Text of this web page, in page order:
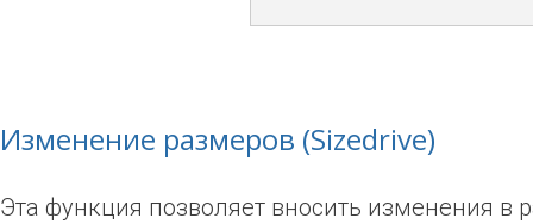
Изменение размеров (Sizedrive)
Эта функция позволяет вносить изменения в